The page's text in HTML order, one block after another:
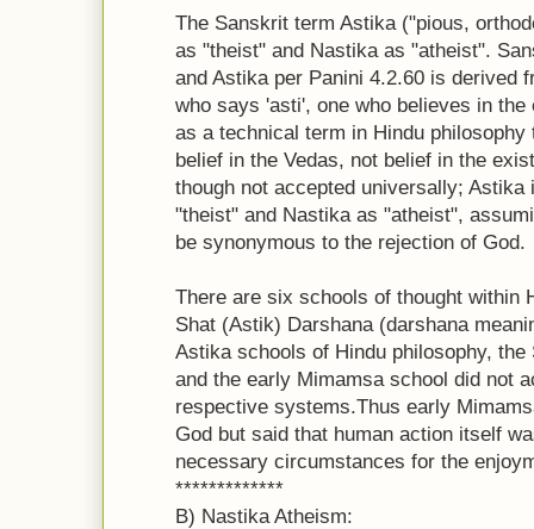
The Sanskrit term Astika ("pious,
as "theist" and Nastika as "atheist".
and Astika per Panini 4.2.60 is derived
who says 'asti', one who believes in
as a technical term in Hindu
belief in the Vedas, not belief in the
though not accepted universally;
"theist" and Nastika as "atheist",
be synonymous to the rejection of God.
There are six schools of thought within
Shat (Astik) Darshana (darshana
Astika schools of Hindu philosophy,
and the early Mimamsa school did not
respective systems.Thus early
God but said that human action itself
necessary circumstances for the
*************
B) Nastika Atheism: